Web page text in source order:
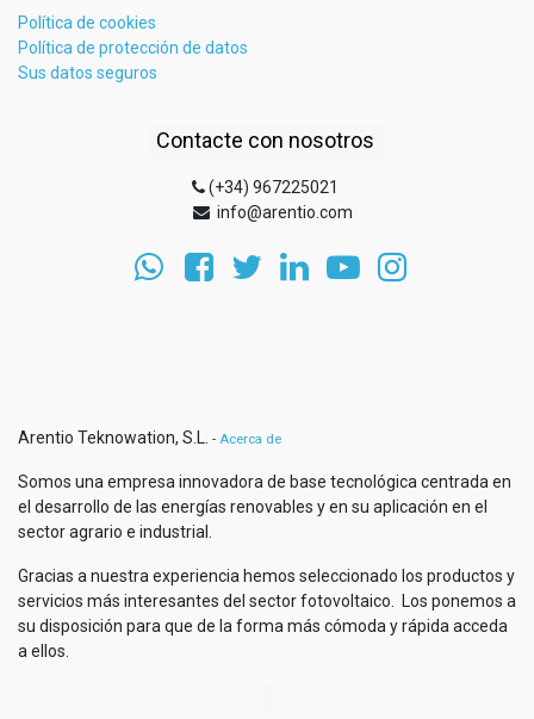
Política de cookies
Política de protección de datos
Sus datos seguros
Contacte con nosotros
(+34) 967225021
info@arentio.com
Arentio Teknowation, S.L. - Acerca de
Somos una empresa innovadora de base tecnológica centrada en
el desarrollo de las energías renovables y en su aplicación en el
sector agrario e industrial.
Gracias a nuestra experiencia hemos seleccionado los productos y
servicios más interesantes del sector fotovoltaico. Los ponemos a
su disposición para que de la forma más cómoda y rápida acceda
a ellos.